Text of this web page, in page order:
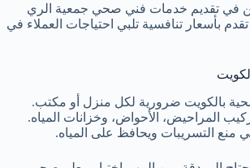
في تقديم خدمات فني صحي جمعية الري
بأسعار تنافسية تلبي احتياجات العملاء في
بالكويت ضرورية لكل منزل أو مكتب.
المراحيض، الأحواض، وخزانات المياه.
منع التسريبات ويحافظ على المياه.